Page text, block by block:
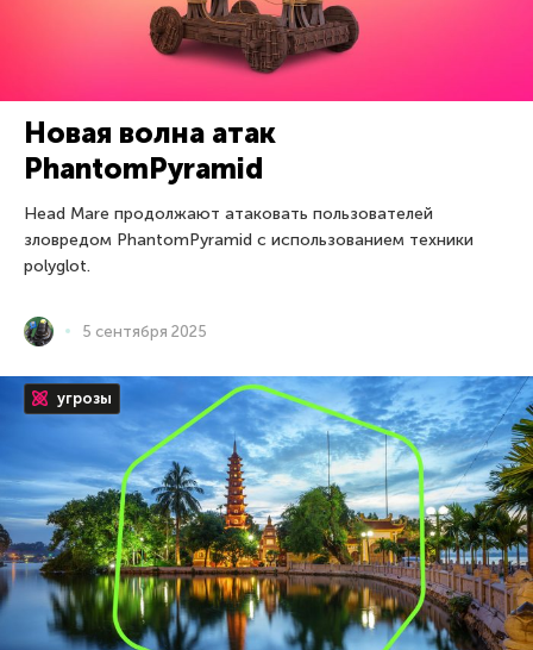
Новая волна атак
PhantomPyramid
Head Mare продолжают атаковать пользователей
зловредом PhantomPyramid с использованием техники
polyglot.
5 сентября 2025
угрозы